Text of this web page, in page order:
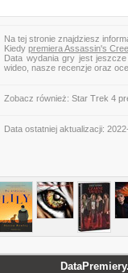
Na tej stronie znajdziesz
Kiedy premiera Assassin's
Data wydania gry jest jeszcze
wideo, nasze recenzje oraz
Zobacz również: Star Trek 4
Data ostatniej aktualizacji: